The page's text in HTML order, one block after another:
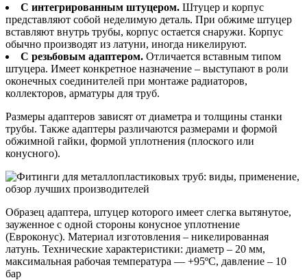
С интегрированным штуцером. Штуцер и корпус
представляют собой неделимую деталь. При обжиме штуцер
вставляют внутрь трубы, корпус остается снаружи. Корпус
обычно производят из латуни, иногда никелируют.
С резьбовым адаптером. Отличается вставным типом
штуцера. Имеет конкретное назначение – выступают в роли
оконечных соединителей при монтаже радиаторов,
коллекторов, арматуры для труб.
Размеры адаптеров зависят от диаметра и толщины станки
трубы. Также адаптеры различаются размерами и формой
обжимной гайки, формой уплотнения (плоского или
конусного).
Образец адаптера, штуцер которого имеет слегка вытянутое,
зауженное с одной стороны конусное уплотнение
(Евроконус). Материал изготовления – никелированная
латунь. Технические характеристики: диаметр – 20 мм,
максимальная рабочая температура — +95ºС, давление – 10
бар